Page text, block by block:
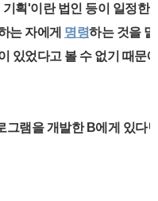
획'이란 법인 등이 일정한
는 자에게 명령하는 것을
있었다고 볼 수 없기 때문
그램을 개발한 B에게 있다